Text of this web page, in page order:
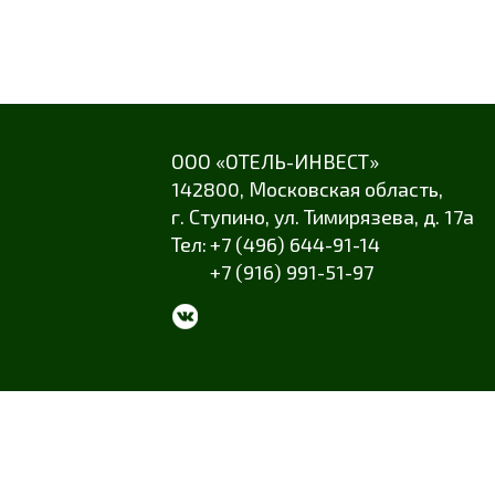
ООО «ОТЕЛЬ-ИНВЕСТ»
142800, Московская область,
г. Ступино,ул. Тимирязева, д. 17а
+7 (496) 644-91-14
+7 (916) 991-51-97